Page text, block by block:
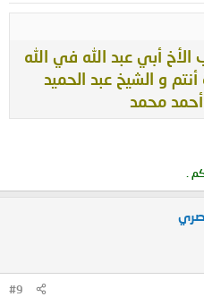
الأخ أبي عبد الله في الله
و الشيخ عبد الحميد
محمد
.
#9